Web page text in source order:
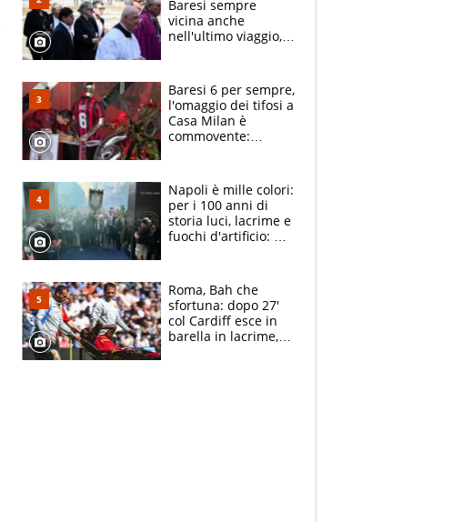
Baresi sempre
vicina anche
nell'ultimo viaggio,
circondati
dall'affetto dei tifosi
Baresi 6 per sempre,
l'omaggio dei tifosi a
Casa Milan è
commovente:
bigliettini
Napoli è mille colori:
per i 100 anni di
storia luci, lacrime e
fuochi d'artificio: De
Roma, Bah che
sfortuna: dopo 27'
col Cardiff esce in
barella in lacrime,